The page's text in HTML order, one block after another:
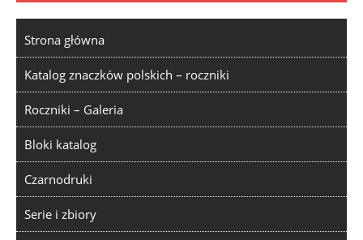
Strona główna
Katalog znaczków polskich – roczniki
Roczniki – Galeria
Bloki katalog
Czarnodruki
Serie i zbiory